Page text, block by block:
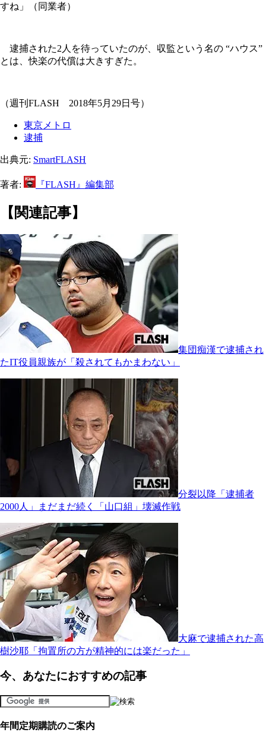
すね」（同業者）
逮捕された2人を待っていたのが、収監という名の “ハウス”
とは、快楽の代償は大きすぎた。
（週刊FLASH 2018年5月29日号）
東京メトロ
逮捕
出典元: SmartFLASH
著者: 『FLASH』編集部
【関連記事】
集団痴漢で逮捕され
たIT役員親族が「殺されてもかまわない」
分裂以降「逮捕者
2000人」まだまだ続く「山口組」壊滅作戦
大麻で逮捕された高
樹沙耶「拘置所の方が精神的には楽だった」
今、あなたにおすすめの記事
年間定期購読のご案内